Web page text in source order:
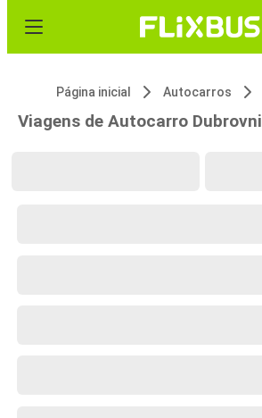
Página inicial Autocarros
Viagens de Autocarro